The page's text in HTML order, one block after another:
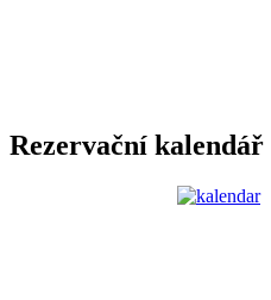
Rezervační kalendář